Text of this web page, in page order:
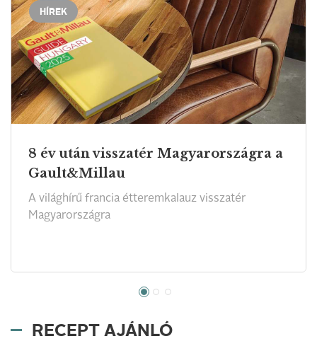
HÍREK
8 év után visszatér Magyarországra a
Gault&Millau
A világhírű francia étteremkalauz visszatér
Magyarországra
RECEPT AJÁNLÓ